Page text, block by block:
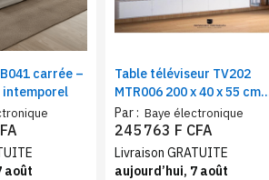
carrée –
intemporel
août
Table téléviseur TV202
MTR006 200 x 40 x 55 cm
blanc | Meuble TV avec
rangements moderne pour
salon
Par : Baye électronique
245 763 F CFA
Livraison GRATUITE
aujourd’hui, 7 août